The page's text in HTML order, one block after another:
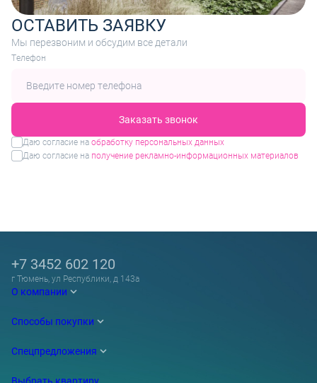
ОСТАВИТЬ ЗАЯВКУ
Мы перезвоним и обсудим все детали
Tелефон
Заказать звонок
Даю согласие наобработку персональных данных
Даю согласие на получение рекламно-информационных материалов
О компании
Способы покупки
Спецпредложения
+7 3452 602 120
г Тюмень, ул Республики, д 143а